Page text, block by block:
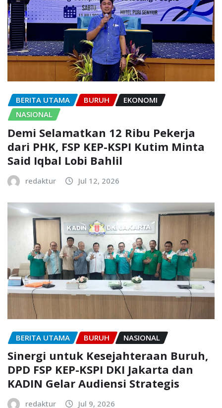
BERITA UTAMA BURUH
EKONOMI
NASIONAL
Demi Selamatkan 12 Ribu Pekerja
dari PHK, FSP KEP-KSPI Kutim Minta
Said Iqbal Lobi Bahlil
redaktur Jul 12, 2026
BERITA UTAMA BURUH NASIONAL
Sinergi untuk Kesejahteraan Buruh,
DPD FSP KEP-KSPI DKI Jakarta dan
KADIN Gelar Audiensi Strategis
redaktur Jul 9, 2026